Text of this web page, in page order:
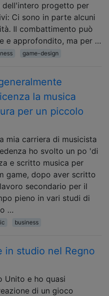
dell'intero progetto per
Ci sono in parte alcuni
Il combattimento può
e approfondito, ma per …
game-design
la musica
per un piccolo
mia carriera di musicista
ho svolto un po 'di
e scritto musica per
game, dopo aver scritto
secondario per il
pieno in vari studi di
…
business
in studio nel Regno
Unito e ho quasi
di un gioco